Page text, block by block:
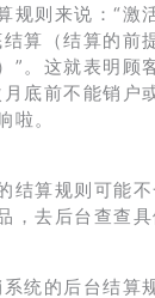
规则来说：“激
算（结算的前
”。这就表明顾
底前不能销户
啦。
结算规则可能
，去后台查查
统的后台结算